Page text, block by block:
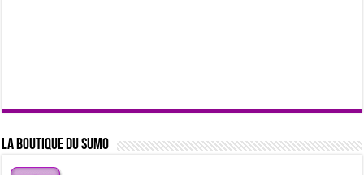
La boutique du sumo